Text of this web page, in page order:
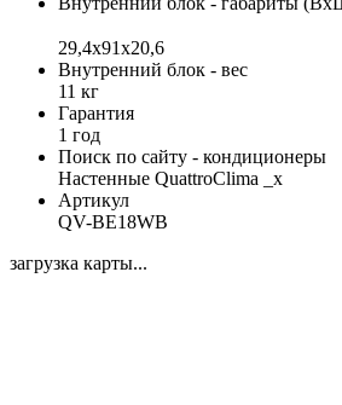
29,4х91х20,6
Внутренний блок - вес
11 кг
Гарантия
1 год
Поиск по сайту - кондиционеры
Настенные QuattroClima _x
Артикул
QV-BE18WB
загрузка карты...